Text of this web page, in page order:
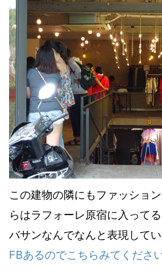
この建物の隣にもファッショ
らはラフォーレ原宿に入って
バサンなんでなんと表現してい
FBあるのでこちらみてください